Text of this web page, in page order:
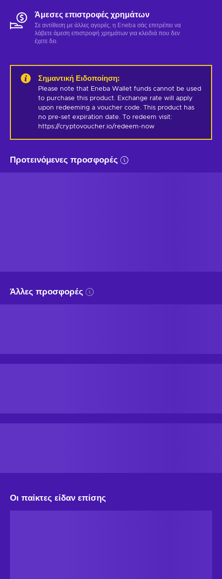
Άμεσες επιστροφές χρημάτων
Σε αντίθεση με άλλες αγορές, η Eneba σάς επιτρέπει να
λάβετε άμεση επιστροφή χρημάτων για κλειδιά που δεν
έχετε δει.
Σημαντική Ειδοποίηση:
Please note that Eneba Wallet funds cannot be used
to purchase this product. Exchange rate will apply
upon redeeming a voucher code. This product has
no pre-set expiration date. To redeem visit:
https://cryptovoucher.io/redeem-now
Προτεινόμενες προσφορές
Άλλες προσφορές
Οι παίκτες είδαν επίσης